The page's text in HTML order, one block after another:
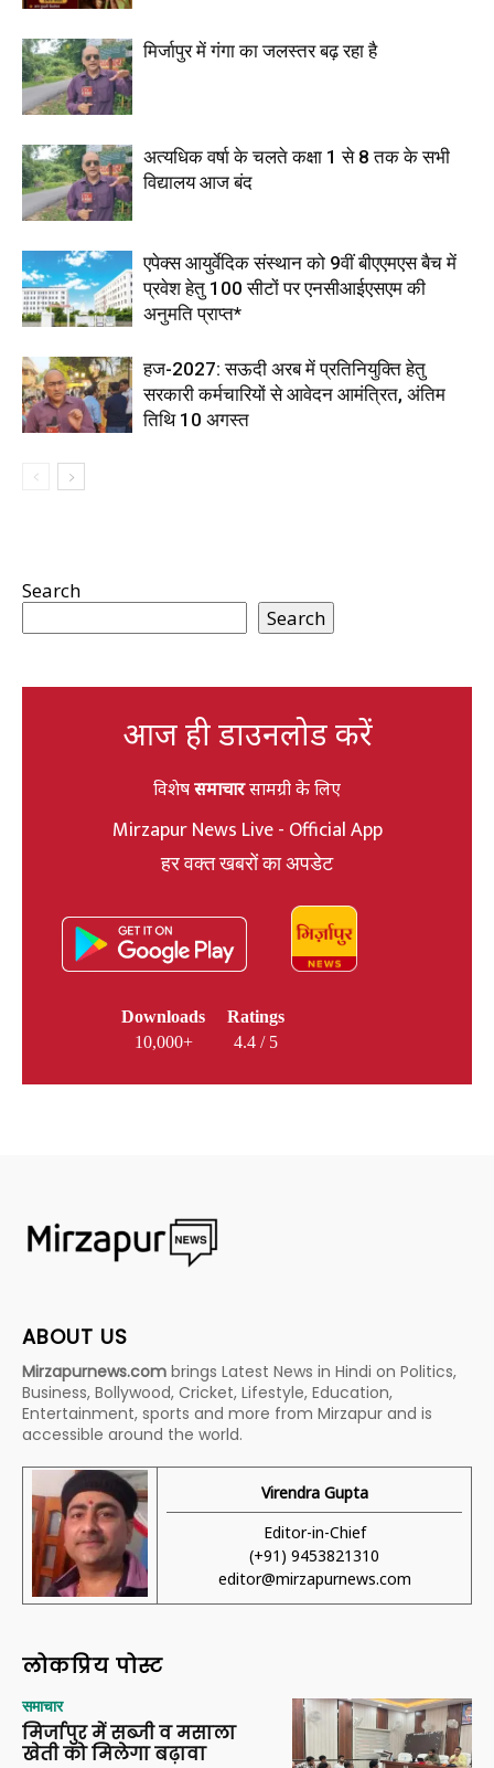
मिर्जापुर में गंगा का जलस्तर बढ़ रहा है
अत्यधिक वर्षा के चलते कक्षा 1 से 8 तक के सभी
विद्यालय आज बंद
एपेक्स आयुर्वेदिक संस्थान को 9वीं बीएएमएस बैच में
प्रवेश हेतु 100 सीटों पर एनसीआईएसएम की
अनुमति प्राप्त*
हज-2027: सऊदी अरब में प्रतिनियुक्ति हेतु
सरकारी कर्मचारियों से आवेदन आमंत्रित, अंतिम
तिथि 10 अगस्त
Search
Search
आज ही डाउनलोड करें
विशेषसमाचारसामग्री के लिए
Mirzapur News Live - Official App
हर वक्त खबरों का अपडेट
Downloads
10,000+
Ratings
4.4 / 5
ABOUT US
Mirzapurnews.com brings Latest News in Hindi on Politics,
Business, Bollywood, Cricket, Lifestyle, Education,
Entertainment, sports and more from Mirzapur and is
accessible around the world.
Virendra Gupta
Editor-in-Chief
(+91) 9453821310
editor@mirzapurnews.com
लोकप्रिय पोस्ट
समाचार
मिर्जापुर में सब्जी व मसाला
खेती को मिलेगा बढ़ावा